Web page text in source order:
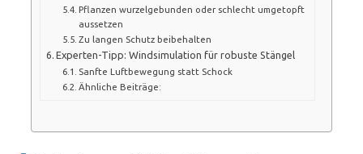
Pflanzen wurzelgebunden oder schlecht umgetopft
aussetzen
Zu langen Schutz beibehalten
Experten-Tipp: Windsimulation für robuste Stängel
Sanfte Luftbewegung statt Schock
Ähnliche Beiträge: